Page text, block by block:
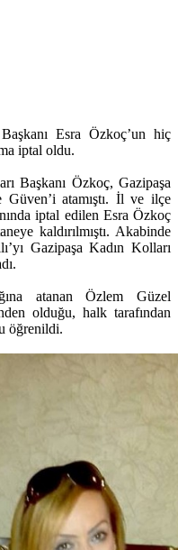
Esra Özkoç’un hiç
iptal oldu.
Başkanı Özkoç, Gazipaşa
Güven’i atamıştı. İl ve ilçe
iptal edilen Esra Özkoç
kaldırılmıştı. Akabinde
Gazipaşa Kadın Kolları
atanan Özlem Güzel
olduğu, halk tarafından
öğrenildi.